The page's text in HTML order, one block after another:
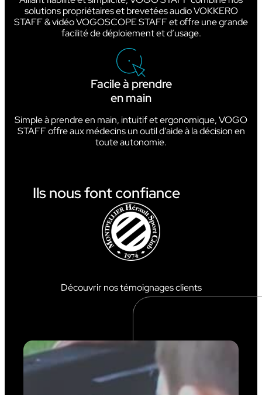
solutions propriétaires et brevetées audio VOKKERO
STAFF & vidéo VOGOSCOPE STAFF et offre une grande
facilité de déploiement et d’usage.
Facile à prendre
en main
Simple à prendre en main, intuitif et ergonomique, VOGO
STAFF offre aux médecins un outil d’aide à la décision en
toute autonomie.
Ils nous font confiance
Découvrir nos témoignages clients